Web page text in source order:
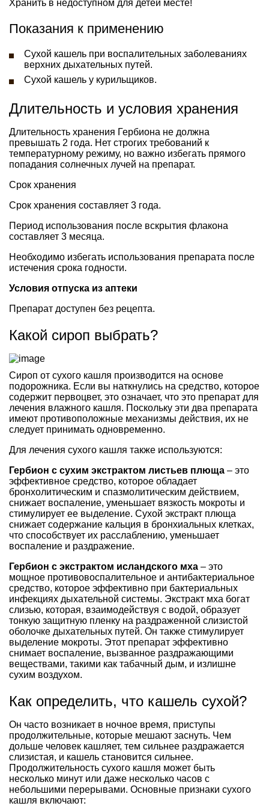
Хранить в недоступном для детей месте!
Показания к применению
Сухой кашель при воспалительных заболеваниях
верхних дыхательных путей.
Сухой кашель у курильщиков.
Длительность и условия хранения
Длительность хранения Гербиона не должна
превышать 2 года. Нет строгих требований к
температурному режиму, но важно избегать прямого
попадания солнечных лучей на препарат.
Срок хранения
Срок хранения составляет 3 года.
Период использования после вскрытия флакона
составляет 3 месяца.
Необходимо избегать использования препарата после
истечения срока годности.
Условия отпуска из аптеки
Препарат доступен без рецепта.
Какой сироп выбрать?
Сироп от сухого кашля производится на основе
подорожника. Если вы наткнулись на средство, которое
содержит первоцвет, это означает, что это препарат для
лечения влажного кашля. Поскольку эти два препарата
имеют противоположные механизмы действия, их не
следует принимать одновременно.
Для лечения сухого кашля также используются:
Гербион с сухим экстрактом листьев плюща – это
эффективное средство, которое обладает
бронхолитическим и спазмолитическим действием,
снижает воспаление, уменьшает вязкость мокроты и
стимулирует ее выделение. Сухой экстракт плюща
снижает содержание кальция в бронхиальных клетках,
что способствует их расслаблению, уменьшает
воспаление и раздражение.
Гербион с экстрактом исландского мха – это
мощное противовоспалительное и антибактериальное
средство, которое эффективно при бактериальных
инфекциях дыхательной системы. Экстракт мха богат
слизью, которая, взаимодействуя с водой, образует
тонкую защитную пленку на раздраженной слизистой
оболочке дыхательных путей. Он также стимулирует
выделение мокроты. Этот препарат эффективно
снимает воспаление, вызванное раздражающими
веществами, такими как табачный дым, и излишне
сухим воздухом.
Как определить, что кашель сухой?
Он часто возникает в ночное время, приступы
продолжительные, которые мешают заснуть. Чем
дольше человек кашляет, тем сильнее раздражается
слизистая, и кашель становится сильнее.
Продолжительность сухого кашля может быть
несколько минут или даже несколько часов с
небольшими перерывами. Основные признаки сухого
кашля включают: